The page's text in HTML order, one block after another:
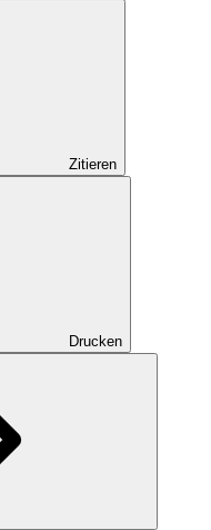
Zitieren
Drucken